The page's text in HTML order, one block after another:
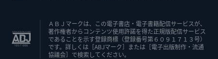
ＡＢＪマークは、この電子書店・電子書籍配信サービスが、
著作権者からコンテンツ使用許諾を得た正規版配信サービス
であることを示す登録商標（登録番号第６０９１７１３号）
です。詳しくは［ABJマーク］または［電子出版制作・流通
協議会］で検索してください。